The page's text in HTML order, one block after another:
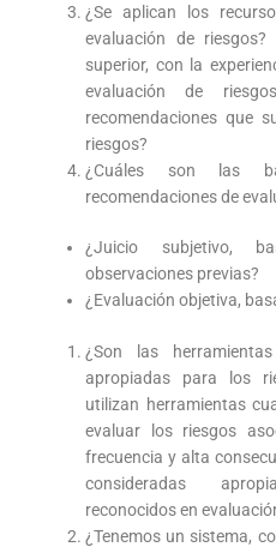
¿Se aplican los
evaluación de
superior, con la
evaluación de
recomendaciones que
riesgos?
¿Cuáles son las
recomendaciones de
¿Juicio subjetivo,
observaciones previas?
¿Evaluación objetiva,
¿Son las
apropiadas para los
utilizan herramientas
evaluar los riesgos
frecuencia y alta
consideradas
reconocidos en
¿Tenemos un sistema,